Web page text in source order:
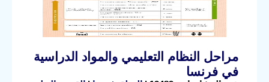
مراحل النظام التعليمي والمواد الدراسية
في فرنسا